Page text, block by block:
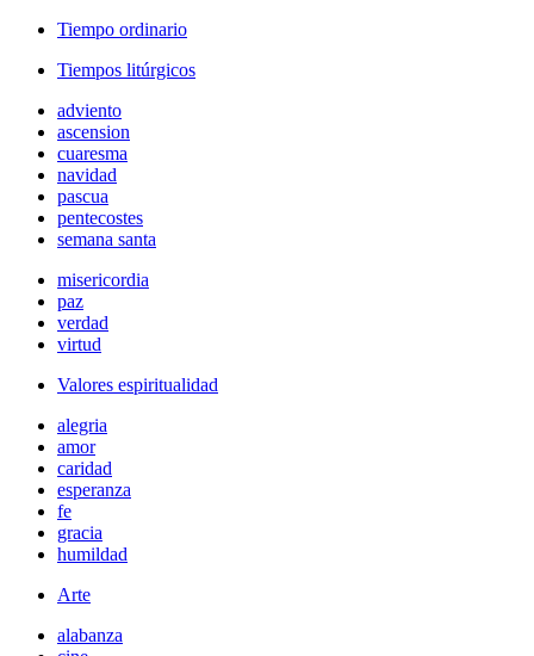
Tiempo ordinario
Tiempos litúrgicos
adviento
ascension
cuaresma
navidad
pascua
pentecostes
semana santa
misericordia
paz
verdad
virtud
Valores espiritualidad
alegria
amor
caridad
esperanza
fe
gracia
humildad
Arte
alabanza